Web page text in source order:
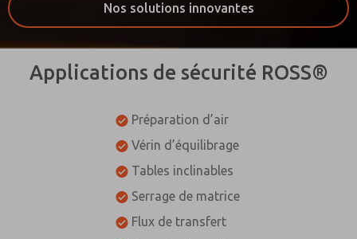
Nos solutions innovantes
Applications de sécurité ROSS®
Préparation d’air
Vérin d’équilibrage
Tables inclinables
Serrage de matrice
Flux de transfert